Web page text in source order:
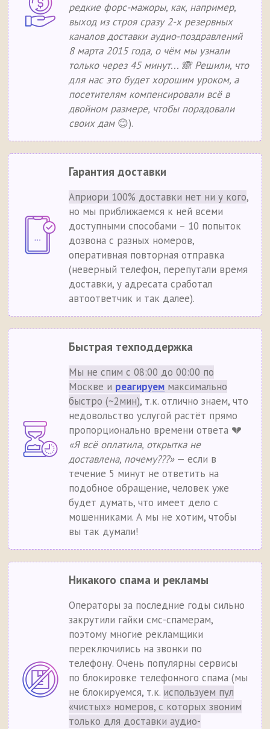
редкие форс-мажоры, как, например,
выход из строя сразу 2-х резервных
каналов доставки аудио-поздравлений
8 марта 2015 года, о чём мы узнали
только через 45 минут... 🙈 Решили, что
для нас это будет хорошим уроком, а
посетителям компенсировали всё в
двойном размере, чтобы порадовали
своих дам😊).
Гарантия доставки
Априори 100% доставки нет ни у кого,
но мы приближаемся к ней всеми
доступными способами – 10 попыток
дозвона с разных номеров,
оперативная повторная отправка
(неверный телефон, перепутали время
доставки, у адресата сработал
автоответчик и так далее).
Быстрая техподдержка
Мы не спим с 08:00 до 00:00 по
Москве и реагируем максимально
быстро (~2мин), т.к. отлично знаем, что
недовольство услугой растёт прямо
пропорционально времени ответа 💔
«Я всё оплатила, открытка не
доставлена, почему???»— если в
течение 5 минут не ответить на
подобное обращение, человек уже
будет думать, что имеет дело с
мошенниками. А мы не хотим, чтобы
вы так думали!
Никакого спама и рекламы
Операторы за последние годы сильно
закрутили гайки смс-спамерам,
поэтому многие рекламщики
переключились на звонки по
телефону. Очень популярны сервисы
по блокировке телефонного спама (мы
не блокируемся, т.к. используем пул
«чистых» номеров, с которых звоним
только для доставки аудио-